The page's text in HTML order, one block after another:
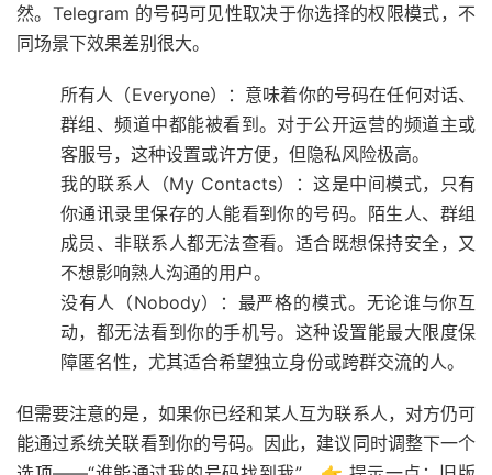
然。Telegram 的号码可见性取决于你选择的权限模式，不
同场景下效果差别很大。
所有人（Everyone） ： 意味着你的号码在任何对话、
群组、频道中都能被看到。对于公开运营的频道主或
客服号，这种设置或许方便，但隐私风险极高。
我的联系人（My Contacts）
： 这是中间模式，只有
你通讯录里保存的人能看到你的号码。陌生人、群组
成员、非联系人都无法查看。适合既想保持安全，又
不想影响熟人沟通的用户。
没有人（Nobody）
： 最严格的模式。无论谁与你互
动，都无法看到你的手机号。这种设置能最大限度保
障匿名性，尤其适合希望独立身份或跨群交流的人。
但需要注意的是，如果你已经和某人互为联系人，对方仍可
能通过系统关联看到你的号码。因此，建议同时调整下一个